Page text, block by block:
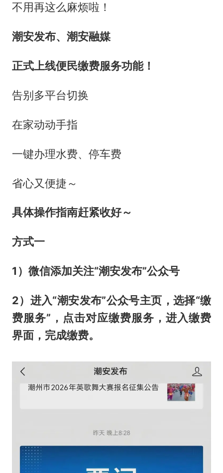
不用再这么麻烦啦！
潮安发布、潮安融媒
正式上线便民缴费服务功能！
告别多平台切换
在家动动手指
一键办理水费、停车费
省心又便捷～
具体操作指南赶紧收好～
方式一
1）微信添加关注“潮安发布”公众号
2）进入“潮安发布”公众号主页，选择“缴
费服务”，点击对应缴费服务，进入缴费
界面，完成缴费。